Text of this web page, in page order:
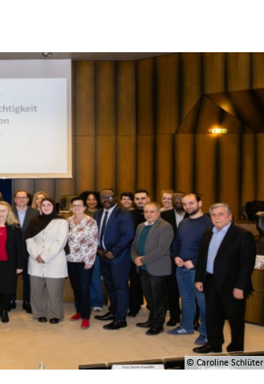
© Caroline Schlüter